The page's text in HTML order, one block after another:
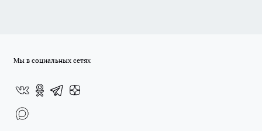
Мы в социальных сетях